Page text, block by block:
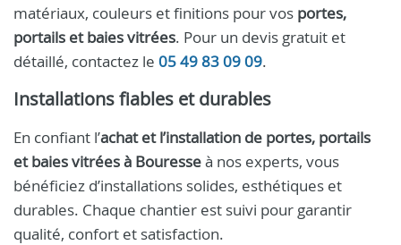
matériaux, couleurs et finitions pour vos portes,
portails et baies vitrées. Pour un devis gratuit et
détaillé, contactez le 05 49 83 09 09.
Installations fiables et durables
En confiant l’achat et l’installation de portes, portails
et baies vitrées à Bouresseà nos experts, vous
bénéficiez d’installations solides, esthétiques et
durables. Chaque chantier est suivi pour garantir
qualité, confort et satisfaction.